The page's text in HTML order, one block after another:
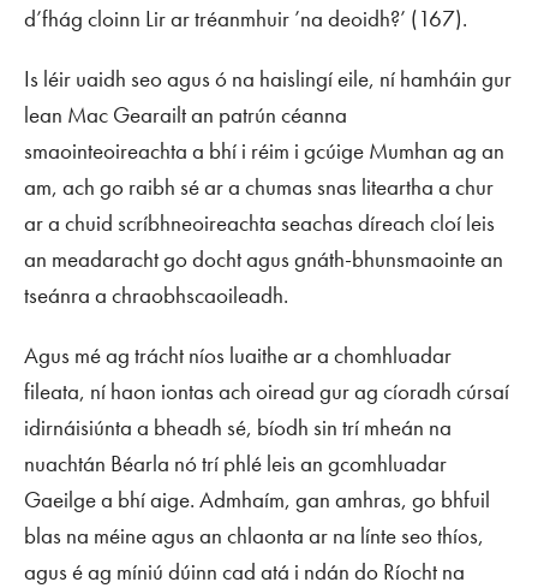
d’fhág cloinn Lir ar tréanmhuir ’na deoidh?’ (167).
Is léir uaidh seo agus ó na haislingí eile, ní hamháin gur
lean Mac Gearailt an patrún céanna
smaointeoireachta a bhí i réim i gcúige Mumhan ag an
am, ach go raibh sé ar a chumas snas liteartha a chur
ar a chuid scríbhneoireachta seachas díreach cloí leis
an meadaracht go docht agus gnáth-bhunsmaointe an
tseánra a chraobhscaoileadh.
Agus mé ag trácht níos luaithe ar a chomhluadar
fileata, ní haon iontas ach oiread gur ag cíoradh cúrsaí
idirnáisiúnta a bheadh sé, bíodh sin trí mheán na
nuachtán Béarla nó trí phlé leis an gcomhluadar
Gaeilge a bhí aige. Admhaím, gan amhras, go bhfuil
blas na méine agus an chlaonta ar na línte seo thíos,
agus é ag míniú dúinn cad atá i ndán do Ríocht na